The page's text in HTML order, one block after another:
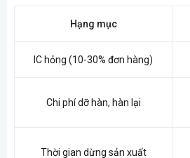
Hạng mục
IC hỏng (10-30% đơn hàng)
Chi phí dỡ hàn, hàn lại
Thời gian dừng sản xuất